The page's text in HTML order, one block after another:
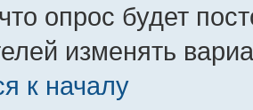
опрос будет
изменять
к началу